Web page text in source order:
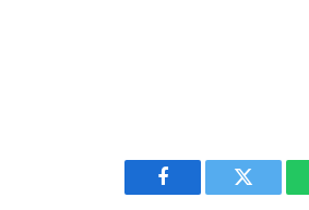
Facebook Twitter